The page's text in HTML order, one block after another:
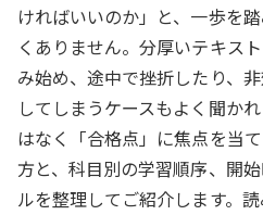
ければいいのか」と、一歩を
くありません。分厚いテキス
み始め、途中で挫折したり、
してしまうケースもよく聞か
はなく「合格点」に焦点を当
方と、科目別の学習順序、開
ルを整理してご紹介します。